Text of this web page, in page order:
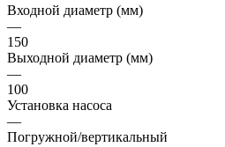
Входной диаметр (мм)
—
150
Выходной диаметр (мм)
—
100
Установка насоса
—
Погружной/вертикальный